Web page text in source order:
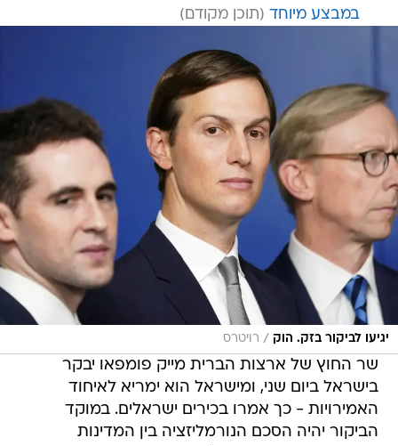
במבצע מיוחד
יגיעו לביקור בזק. הוק / רויטרס
שר החוץ של ארצות הברית מייק פומפאו יבקר
בישראל ביום שני, ומישראל הוא ימריא לאיחוד
האמירויות - כך אמרו בכירים ישראלים. במוקד
הביקור יהיה הסכם הנורמליזציה בין המדינות